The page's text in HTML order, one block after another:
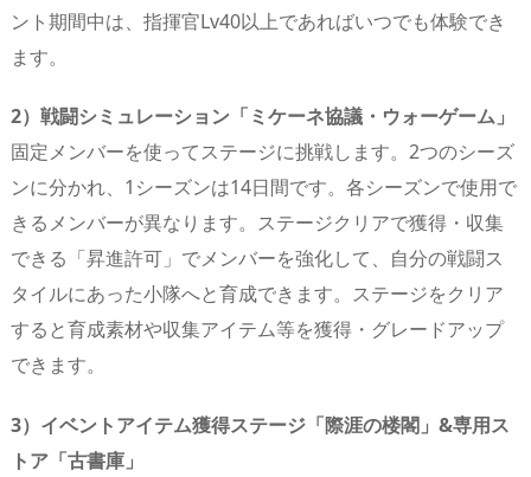
ント期間中は、指揮官Lv40以上であればいつでも体験でき
ます。
2）戦闘シミュレーション「ミケーネ協議・ウォーゲーム」
固定メンバーを使ってステージに挑戦します。2つのシーズ
ンに分かれ、1シーズンは14日間です。各シーズンで使用で
きるメンバーが異なります。ステージクリアで獲得・収集
できる「昇進許可」でメンバーを強化して、自分の戦闘ス
タイルにあった小隊へと育成できます。ステージをクリア
すると育成素材や収集アイテム等を獲得・グレードアップ
できます。
3）イベントアイテム獲得ステージ「際涯の楼閣」&専用ス
トア「古書庫」